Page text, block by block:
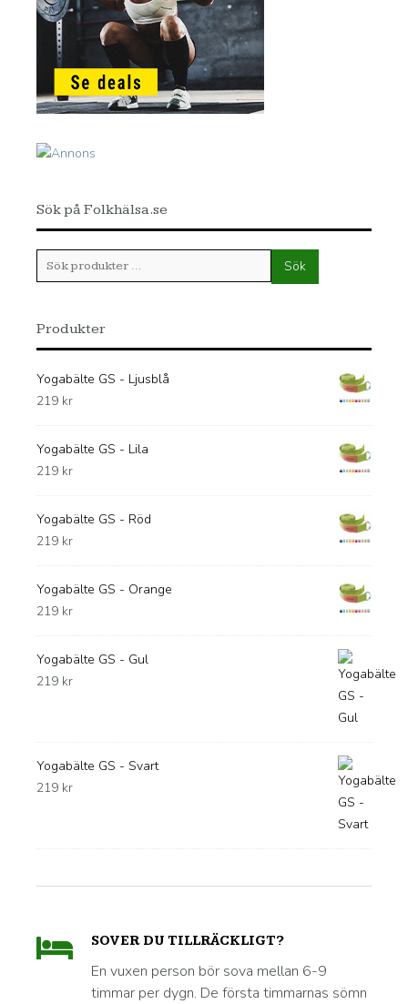
Sök på Folkhälsa.se
Sök
efter:
Sök
Produkter
Yogabälte GS - Ljusblå
219 kr
Yogabälte GS - Lila
219 kr
Yogabälte GS - Röd
219 kr
Yogabälte GS - Orange
219 kr
Yogabälte GS - Gul
219 kr
Yogabälte GS - Svart
219 kr
SOVER DU TILLRÄCKLIGT?
En vuxen person bör sova mellan 6-9
timmar per dygn. De första timmarnas sömn